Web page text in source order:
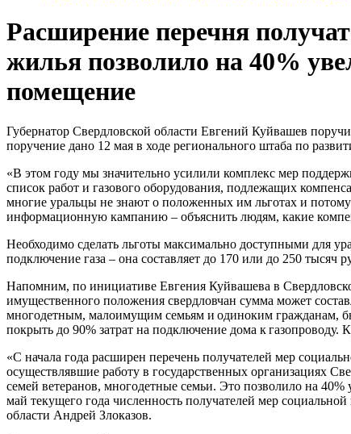
Расширение перечня
жилья позволило на 40%
помещение
Губернатор Свердловской области Евгений Куйвашев
поручение дано 12 мая в ходе регионального штаба по
«В этом году мы значительно усилили комплекс мер
список работ и газового оборудования, подлежащих
многие уральцы не знают о положенных им льготах и
информационную кампанию – объяснить людям, какие
Необходимо сделать льготы максимально доступными для
подключение газа – она составляет до 170 или до 250 тысяч
Напомним, по инициативе Евгения Куйвашева в
имущественного положения свердловчан сумма может
многодетным, малоимущим семьям и одиноким гражданам,
покрыть до 90% затрат на подключение дома к газопроводу.
«С начала года расширен перечень получателей мер
осуществлявшие работу в государственных организациях
семей ветеранов, многодетные семьи. Это позволило на
май текущего года численность получателей мер
области Андрей Злоказов.